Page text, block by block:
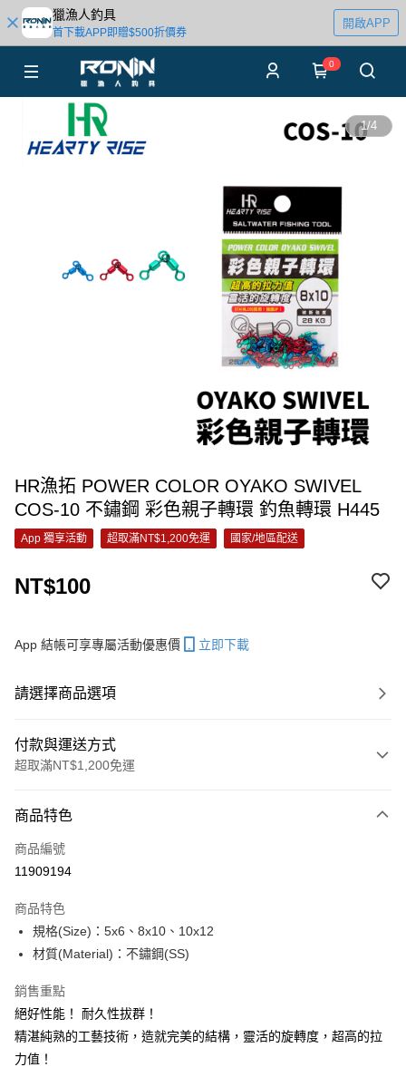
獵漁人釣具
首下載APP即贈$500折價券
開啟APP
0
1/4
HR漁拓 POWER COLOR OYAKO SWIVEL
COS-10 不鏽鋼 彩色親子轉環 釣魚轉環 H445
App 獨享活動 超取滿NT$1,200免運 國家/地區配送
NT$100
App 結帳可享專屬活動優惠價 立即下載
請選擇商品選項
付款與運送方式
超取滿NT$1,200免運
信用卡一次付款
信用卡分期付款
合作金庫商業銀行
華南商業銀行
上海商業儲蓄銀行
臺灣中小企業銀行
匯豐（台灣）商業銀行
聯邦商業銀行
遠東國際商業銀行
元大商業銀行
超商取貨付款
Apple Pay
街口支付
悠遊付
大哥付你分期
商品特色
商品編號
11909194
商品特色
規格(Size)：5x6、8x10、10x12
材質(Material)：不鏽鋼(SS)
銷售重點
絕好性能！ 耐久性拔群！
精湛純熟的工藝技術，造就完美的結構，靈活的旋轉度，超高的拉
力值！